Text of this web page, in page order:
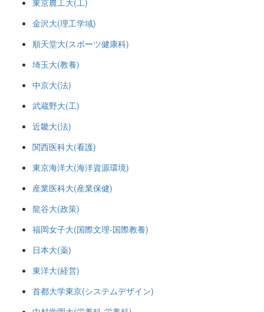
東京農工大(工)
金沢大(理工学域)
順天堂大(スポーツ健康科)
埼玉大(教養)
中京大(法)
武蔵野大(工)
近畿大(法)
関西医科大(看護)
東京海洋大(海洋資源環境)
産業医科大(産業保健)
龍谷大(政策)
福岡女子大(国際文理-国際教養)
日本大(薬)
東洋大(経営)
首都大学東京(システムデザイン)